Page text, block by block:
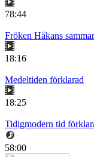
78:44
Fröken Håkans
18:16
Medeltiden förklarad
18:25
Tidigmodern tid
58:00